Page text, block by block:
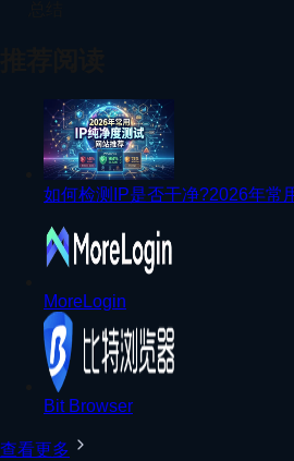
如何检测IP是否干净?2026年常
MoreLogin
Bit Browser
查看更多